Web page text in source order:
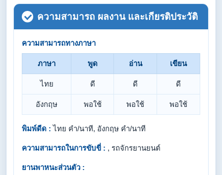
ความสามารถ ผลงาน และเกียรติประวัติ
ความสามารถทางภาษา
ภาษา พูด อ่าน เขียน
ไทย ดี ดี ดี
อังกฤษ พอใช้ พอใช้ พอใช้
พิมพ์ดีด : ไทย คำ/นาที, อังกฤษ คำ/นาที
ความสามารถในการขับขี่ : , รถจักรยานยนต์
ยานพาหนะส่วนตัว :